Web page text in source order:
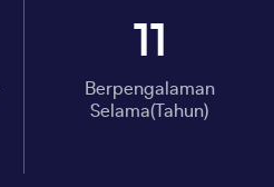
11
Berpengalaman
Selama(Tahun)